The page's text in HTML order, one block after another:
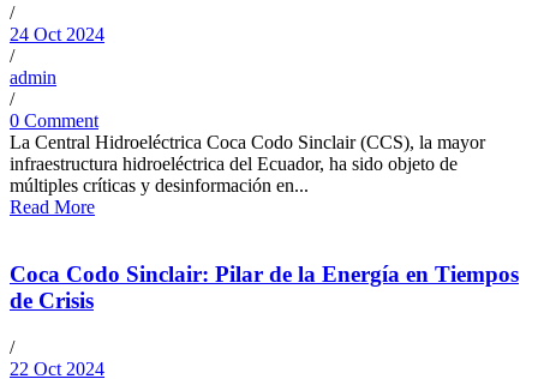
/
24 Oct 2024
/
admin
/
0 Comment
La Central Hidroeléctrica Coca Codo Sinclair (CCS), la mayor
infraestructura hidroeléctrica del Ecuador, ha sido objeto de
múltiples críticas y desinformación en...
Read More
Coca Codo Sinclair: Pilar de la Energía en Tiempos
de Crisis
/
22 Oct 2024